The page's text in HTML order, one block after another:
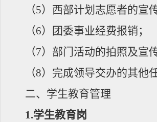
（5）西部计划志愿者的宣
（6）团委事业经费报销；
（7）部门活动的拍照及宣传
（8）完成领导交办的其他任
二、学生教育管理
1.学生教育岗